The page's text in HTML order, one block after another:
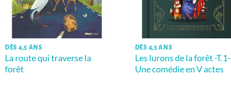
DÈS 4,5 ANS
La route qui traverse la
forêt
DÈS 4,5 ANS
Les lurons de la forêt -T.1-
Une comédie en V actes